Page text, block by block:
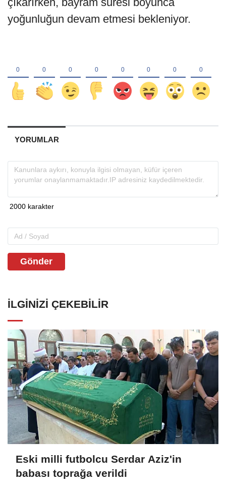
yoğunluğun devam etmesi bekleniyor.
YORUMLAR
Gönder
İLGINIZI ÇEKEBILIR
Eski milli futbolcu Serdar Aziz'in
babası toprağa verildi